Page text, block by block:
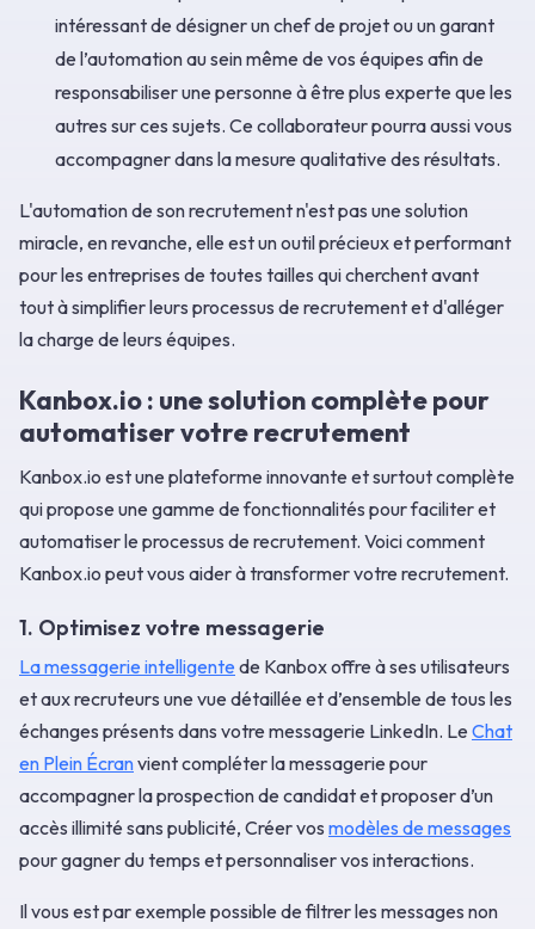
intéressant de désigner un chef de projet ou un garant
de l’automation au sein même de vos équipes afin de
responsabiliser une personne à être plus experte que les
autres sur ces sujets. Ce collaborateur pourra aussi vous
accompagner dans la mesure qualitative des résultats.
L'automation de son recrutement n'est pas une solution
miracle, en revanche, elle est un outil précieux et performant
pour les entreprises de toutes tailles qui cherchent avant
tout à simplifier leurs processus de recrutement et d'alléger
la charge de leurs équipes.
Kanbox.io : une solution complète pour
automatiser votre recrutement
Kanbox.io est une plateforme innovante et surtout complète
qui propose une gamme de fonctionnalités pour faciliter et
automatiser le processus de recrutement. Voici comment
Kanbox.io peut vous aider à transformer votre recrutement.
1. Optimisez votre messagerie
La messagerie intelligente de Kanbox offre à ses utilisateurs
et aux recruteurs une vue détaillée et d’ensemble de tous les
échanges présents dans votre messagerie LinkedIn. Le Chat
en Plein Écranvient compléter la messagerie pour
accompagner la prospection de candidat et proposer d’un
accès illimité sans publicité, Créer vos modèles de messages
pour gagner du temps et personnaliser vos interactions.
Il vous est par exemple possible de filtrer les messages non